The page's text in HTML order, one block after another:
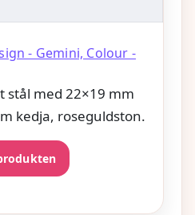
- Gemini, Colour -
stål med 22×19 mm
kedja, roseguldston.